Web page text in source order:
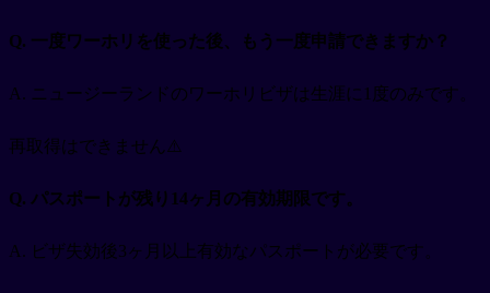
Q. 一度ワーホリを使った後、もう一度申請できますか？
A. ニュージーランドのワーホリビザは生涯に1度のみです。
再取得はできません⚠️
Q. パスポートが残り14ヶ月の有効期限です。
A. ビザ失効後3ヶ月以上有効なパスポートが必要です。